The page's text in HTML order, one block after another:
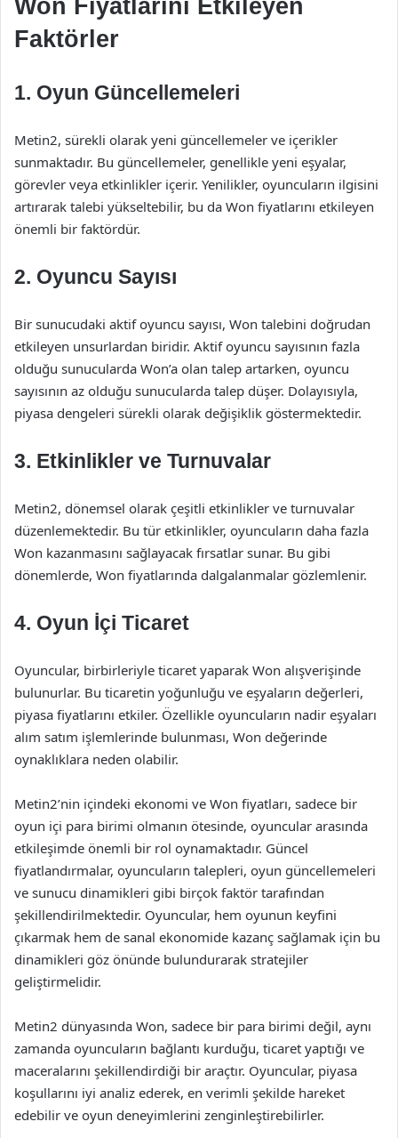
Won Fiyatlarını Etkileyen
Faktörler
1. Oyun Güncellemeleri
Metin2, sürekli olarak yeni güncellemeler ve içerikler
sunmaktadır. Bu güncellemeler, genellikle yeni eşyalar,
görevler veya etkinlikler içerir. Yenilikler, oyuncuların ilgisini
artırarak talebi yükseltebilir, bu da Won fiyatlarını etkileyen
önemli bir faktördür.
2. Oyuncu Sayısı
Bir sunucudaki aktif oyuncu sayısı, Won talebini doğrudan
etkileyen unsurlardan biridir. Aktif oyuncu sayısının fazla
olduğu sunucularda Won’a olan talep artarken, oyuncu
sayısının az olduğu sunucularda talep düşer. Dolayısıyla,
piyasa dengeleri sürekli olarak değişiklik göstermektedir.
3. Etkinlikler ve Turnuvalar
Metin2, dönemsel olarak çeşitli etkinlikler ve turnuvalar
düzenlemektedir. Bu tür etkinlikler, oyuncuların daha fazla
Won kazanmasını sağlayacak fırsatlar sunar. Bu gibi
dönemlerde, Won fiyatlarında dalgalanmalar gözlemlenir.
4. Oyun İçi Ticaret
Oyuncular, birbirleriyle ticaret yaparak Won alışverişinde
bulunurlar. Bu ticaretin yoğunluğu ve eşyaların değerleri,
piyasa fiyatlarını etkiler. Özellikle oyuncuların nadir eşyaları
alım satım işlemlerinde bulunması, Won değerinde
oynaklıklara neden olabilir.
Metin2’nin içindeki ekonomi ve Won fiyatları, sadece bir
oyun içi para birimi olmanın ötesinde, oyuncular arasında
etkileşimde önemli bir rol oynamaktadır. Güncel
fiyatlandırmalar, oyuncuların talepleri, oyun güncellemeleri
ve sunucu dinamikleri gibi birçok faktör tarafından
şekillendirilmektedir. Oyuncular, hem oyunun keyfini
çıkarmak hem de sanal ekonomide kazanç sağlamak için bu
dinamikleri göz önünde bulundurarak stratejiler
geliştirmelidir.
Metin2 dünyasında Won, sadece bir para birimi değil, aynı
zamanda oyuncuların bağlantı kurduğu, ticaret yaptığı ve
maceralarını şekillendirdiği bir araçtır. Oyuncular, piyasa
koşullarını iyi analiz ederek, en verimli şekilde hareket
edebilir ve oyun deneyimlerini zenginleştirebilirler.